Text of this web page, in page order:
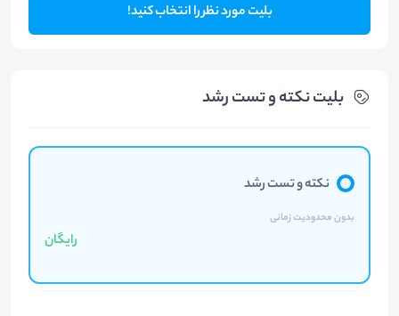
بلیت مورد نظر را انتخاب کنید!
بلیت‌ نکته و تست رشد
نکته و تست رشد
بدون محدودیت زمانی
رایگان